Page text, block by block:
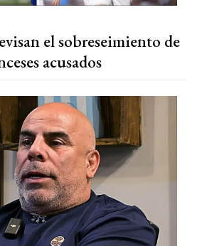
el sobreseimiento de
acusados